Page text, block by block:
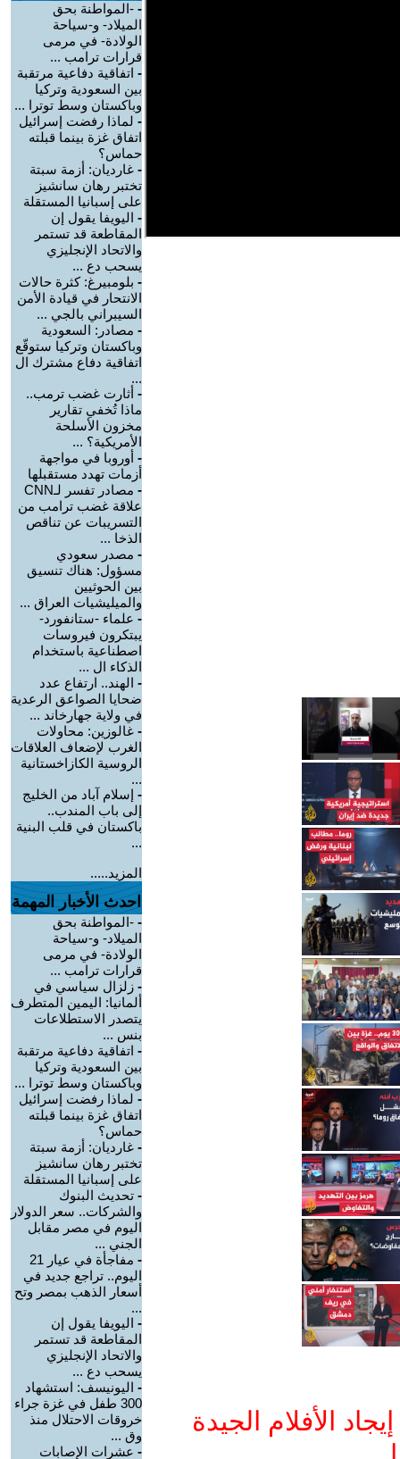
الأفلام الجيدة
- -المواطنة بحق
الميلاد- و-سياحة
الولادة- في مرمى
قرارات ترامب ...
- اتفاقية دفاعية مرتقبة
بين السعودية وتركيا
وباكستان وسط توترا ...
- لماذا رفضت إسرائيل
اتفاق غزة بينما قبلته
حماس؟
- غارديان: أزمة سبتة
تختبر رهان سانشيز
على إسبانيا المستقلة
- اليويفا يقول إن
المقاطعة قد تستمر
والاتحاد الإنجليزي
يسحب دع ...
- بلومبيرغ: كثرة حالات
الانتحار في قيادة الأمن
السيبراني بالجي ...
- مصادر: السعودية
وباكستان وتركيا ستوقّع
اتفاقية دفاع مشترك ال
...
- أثارت غضب ترمب..
ماذا تُخفي تقارير
مخزون الأسلحة
الأمريكية؟ ...
- أوروبا في مواجهة
أزمات تهدد مستقبلها
-
مصادر تفسر لـCNN
علاقة غضب ترامب من
التسريبات عن تناقص
الذخا ...
- مصدر سعودي
مسؤول: هناك تنسيق
بين الحوثيين
والميليشيات العراق ...
- علماء -ستانفورد-
يبتكرون فيروسات
اصطناعية باستخدام
الذكاء ال ...
- الهند.. ارتفاع عدد
ضحايا الصواعق الرعدية
في ولاية جهارخاند ...
- غالوزين: محاولات
الغرب لإضعاف العلاقات
الروسية الكازاخستانية
...
- إسلام آباد من الخليج
إلى باب المندب..
باكستان في قلب البنية
...
المزيد.....
احدث الأخبار المهمة
- -المواطنة بحق
الميلاد- و-سياحة
الولادة- في مرمى
قرارات ترامب ...
- زلزال سياسي في
ألمانيا: اليمين المتطرف
يتصدر الاستطلاعات
بنس ...
- اتفاقية دفاعية مرتقبة
بين السعودية وتركيا
وباكستان وسط توترا ...
- لماذا رفضت إسرائيل
اتفاق غزة بينما قبلته
حماس؟
- غارديان: أزمة سبتة
تختبر رهان سانشيز
على إسبانيا المستقلة
- تحديث البنوك
والشركات.. سعر الدولار
اليوم في مصر مقابل
الجني ...
-
مفاجأة في عيار 21
اليوم.. تراجع جديد في
أسعار الذهب بمصر وتح
...
- اليويفا يقول إن
المقاطعة قد تستمر
والاتحاد الإنجليزي
يسحب دع ...
- اليونيسف: استشهاد
300 طفل في غزة جراء
خروقات الاحتلال منذ
وق ...
- عشرات الإصابات